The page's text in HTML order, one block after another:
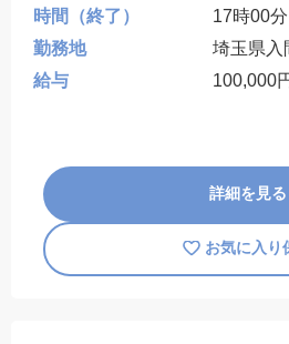
時間（終了）
17時00分
勤務地
埼玉県入
給与
100,000
詳細を見る
お気に入り